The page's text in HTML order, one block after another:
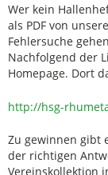
Wer kein
als PDF von
Fehlersuche
Nachfolgend der
Homepage. Dort
http://hsg-
Zu gewinnen gibt
der richtigen
Vereinskollektion